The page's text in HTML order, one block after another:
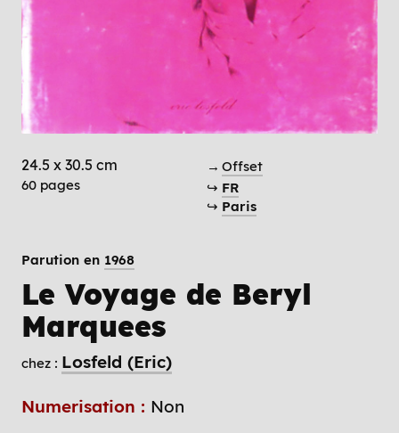
24.5 x 30.5 cm
60 pages
→ Offset
↪ FR
↪ Paris
Parution en 1968
Le Voyage de Beryl
Marquees
chez : Losfeld (Eric)
Numerisation : Non